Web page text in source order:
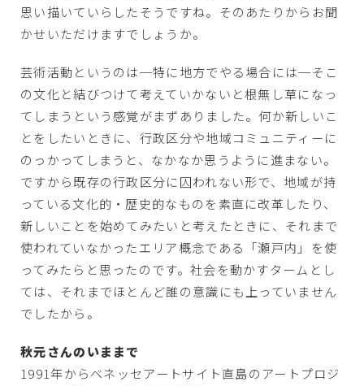
思い描いていらしたそうですね。そのあたりからお聞
かせいただけますでしょうか。
芸術活動というのは─特に地方でやる場合には─そこ
の文化と結びつけて考えていかないと根無し草になっ
てしまうという感覚がまずありました。何か新しいこ
とをしたいときに、行政区分や地域コミュニティーに
のっかってしまうと、なかなか思うように進まない。
ですから既存の行政区分に囚われない形で、地域が持
っている文化的・歴史的なものを素直に改革したり、
新しいことを始めてみたいと考えたときに、それまで
使われていなかったエリア概念である「瀬戸内」を使
ってみたらと思ったのです。社会を動かすタームとし
ては、それまでほとんど誰の意識にも上っていません
でしたから。
秋元さんのいままで
1991年からベネッセアートサイト直島のアートプロジ